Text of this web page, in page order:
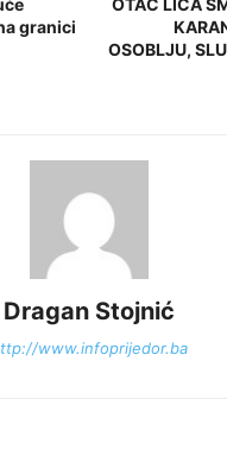
granici
OSOBLJU,
Dragan Stojnić
www.infoprijedor.ba